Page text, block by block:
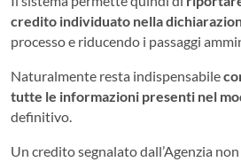
credito individuato nella
processo e riducendo i passaggi
Naturalmente resta indispensabile
tutte le informazioni presenti nel
definitivo.
Un credito segnalato dall’Agenzia